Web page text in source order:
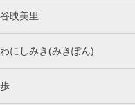
映美里
にしみき(みきぽん)